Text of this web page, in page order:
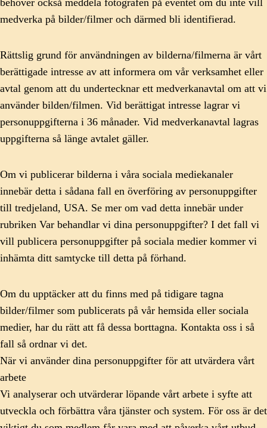
medverka på bilder/filmer och därmed bli identifierad.
Rättslig grund för användningen av bilderna/filmerna är vårt
berättigade intresse av att informera om vår verksamhet eller
avtal genom att du undertecknar ett medverkanavtal om att vi
använder bilden/filmen. Vid berättigat intresse lagrar vi
personuppgifterna i 36 månader. Vid medverkanavtal lagras
uppgifterna så länge avtalet gäller.
Om vi publicerar bilderna i våra sociala mediekanaler
innebär detta i sådana fall en överföring av personuppgifter
till tredjeland, USA. Se mer om vad detta innebär under
rubriken Var behandlar vi dina personuppgifter? I det fall vi
vill publicera personuppgifter på sociala medier kommer vi
inhämta ditt samtycke till detta på förhand.
Om du upptäcker att du finns med på tidigare tagna
bilder/filmer som publicerats på vår hemsida eller sociala
medier, har du rätt att få dessa borttagna. Kontakta oss i så
fall så ordnar vi det.
När vi använder dina personuppgifter för att utvärdera vårt
arbete
Vi analyserar och utvärderar löpande vårt arbete i syfte att
utveckla och förbättra våra tjänster och system. För oss är det